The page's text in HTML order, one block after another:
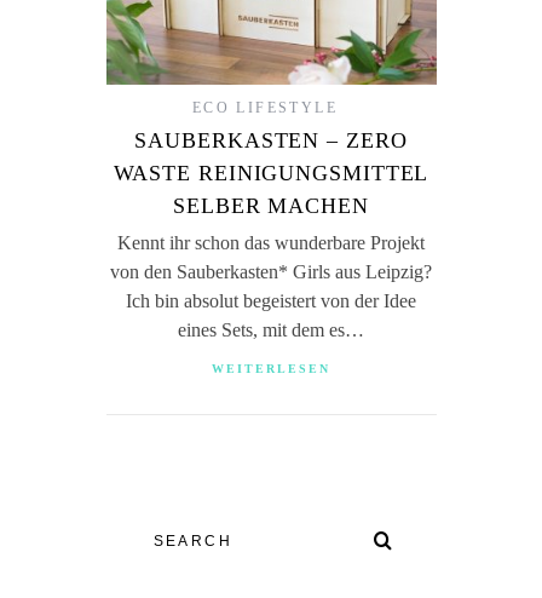
ECO LIFESTYLE
SAUBERKASTEN – ZERO
WASTE REINIGUNGSMITTEL
SELBER MACHEN
Kennt ihr schon das wunderbare Projekt
von den Sauberkasten* Girls aus Leipzig?
Ich bin absolut begeistert von der Idee
eines Sets, mit dem es…
WEITERLESEN